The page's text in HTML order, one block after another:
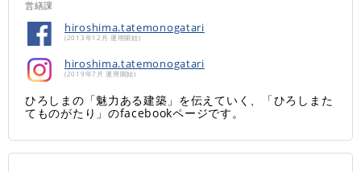
営繕課
hiroshima.tatemonogatari
(2013年12月 運用開始)
hiroshima.tatemonogatari
(2019年7月 運用開始)
ひろしまの「魅力ある建築」を伝えていく、「ひろしまた
てものがたり」のfacebookページです。